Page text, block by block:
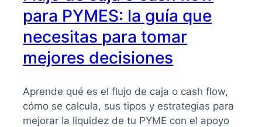
para PYMES: la guía que
necesitas para tomar
mejores decisiones
Aprende qué es el flujo de caja o cash flow,
cómo se calcula, sus tipos y estrategias para
mejorar la liquidez de tu PYME con el apoyo